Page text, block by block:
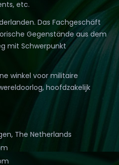
etc.
Das Fachgeschäft
Gegenstände aus dem
mit Schwerpunkt
winkel voor militaire
hoofdzakelijk
The Netherlands